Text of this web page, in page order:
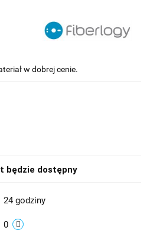
w dobrej cenie.
będzie dostępny
24 godziny
0